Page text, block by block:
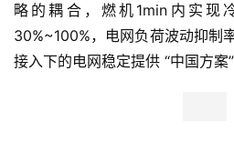
略的耦合，燃机1min内实现
30%~100%，电网负荷波动抑制
接入下的电网稳定提供 “中国方案”